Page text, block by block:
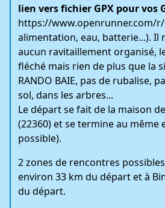
lien vers fichier GPX pour vos
https://www.openrunner.com/r/
alimentation, eau, batterie...). Il
aucun ravitaillement organisé,
fléché mais rien de plus que la
RANDO BAIE, pas de rubalise,
sol, dans les arbres...
Le départ se fait de la maison
(22360) et se termine au même
possible).
2 zones de rencontres
environ 33 km du départ et à
du départ.